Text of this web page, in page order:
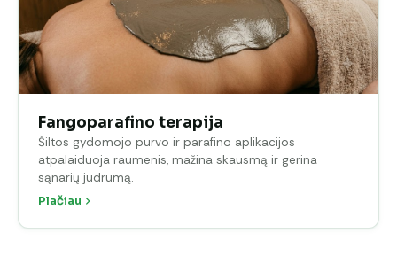
Fangoparafino terapija
Šiltos gydomojo purvo ir parafino aplikacijos
atpalaiduoja raumenis, mažina skausmą ir gerina
sąnarių judrumą.
Plačiau